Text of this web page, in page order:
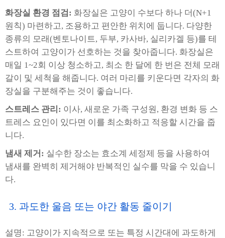
화장실 환경 점검: 화장실은 고양이 수보다 하나 더(N+1
원칙) 마련하고, 조용하고 편안한 위치에 둡니다. 다양한
종류의 모래(벤토나이트, 두부, 카사바, 실리카겔 등)를 테
스트하여 고양이가 선호하는 것을 찾아줍니다. 화장실은
매일 1~2회 이상 청소하고, 최소 한 달에 한 번은 전체 모래
갈이 및 세척을 해줍니다. 여러 마리를 키운다면 각자의 화
장실을 구분해주는 것이 좋습니다.
스트레스 관리: 이사, 새로운 가족 구성원, 환경 변화 등 스
트레스 요인이 있다면 이를 최소화하고 적응할 시간을 줍
니다.
냄새 제거: 실수한 장소는 효소계 세정제 등을 사용하여
냄새를 완벽히 제거해야 반복적인 실수를 막을 수 있습니
다.
3. 과도한 울음 또는 야간 활동 줄이기
설명: 고양이가 지속적으로 또는 특정 시간대에 과도하게